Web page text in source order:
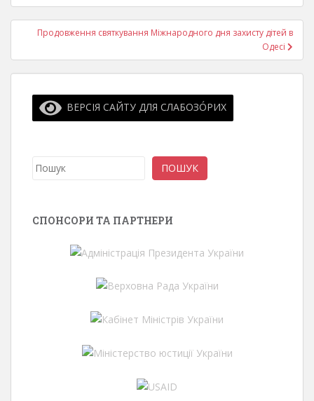
Продовження святкування Міжнародного дня захисту дітей в
Одесі
ВЕРСІЯ САЙТУ ДЛЯ СЛАБОЗО́РИХ
Пошук ПОШУК
СПОНСОРИ ТА ПАРТНЕРИ